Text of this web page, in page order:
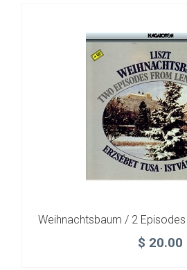
Weihnachtsbaum / 2 Episodes
$ 20.00